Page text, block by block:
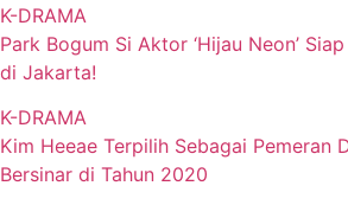
K-DRAMA
Park Bogum Si Aktor ‘Hijau Neon’
di Jakarta!
K-DRAMA
Kim Heeae Terpilih Sebagai Pemeran
Bersinar di Tahun 2020